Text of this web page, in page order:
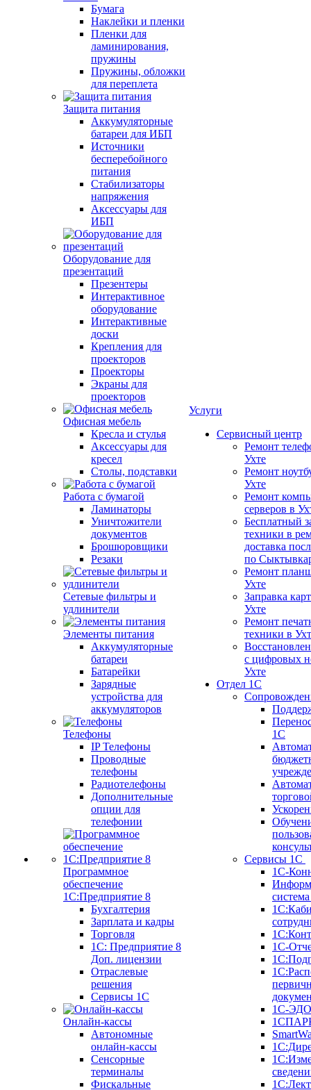
Бумага
Наклейки и пленки
Пленки для
ламинирования,
пружины
Пружины, обложки
для переплета
Защита питания
Аккумуляторные
батареи для ИБП
Источники
бесперебойного
питания
Стабилизаторы
напряжения
Аксессуары для
ИБП
Оборудование для
презентаций
Презентеры
Интерактивное
оборудование
Интерактивные
доски
Крепления для
проекторов
Проекторы
Экраны для
проекторов
Офисная мебель
Кресла и стулья
Аксессуары для
кресел
Столы, подставки
Работа с бумагой
Ламинаторы
Уничтожители
документов
Брошюровщики
Резаки
Сетевые фильтры и
удлинители
Элементы питания
Аккумуляторные
батареи
Батарейки
Зарядные
устройства для
аккумуляторов
Телефоны
IP Телефоны
Проводные
телефоны
Радиотелефоны
Дополнительные
опции для
телефонии
Программное
обеспечение
1С:Предприятие 8
Бухгалтерия
Зарплата и кадры
Торговля
1C: Предприятие 8
Доп. лицензии
Отраслевые
решения
Сервисы 1С
Онлайн-кассы
Автономные
онлайн-кассы
Сенсорные
терминалы
Фискальные
Услуги
Сервисный центр
Ремонт
Ухте
Ремонт
Ухте
Ремонт
серверов в
Бесплатный
техники в
доставка
по
Ремонт
Ухте
Заправка
Ухте
Ремонт
техники в
с цифровых
Ухте
Отдел 1С
1С
Сервисы 1С
1С-
1С-
1С-ЭДО